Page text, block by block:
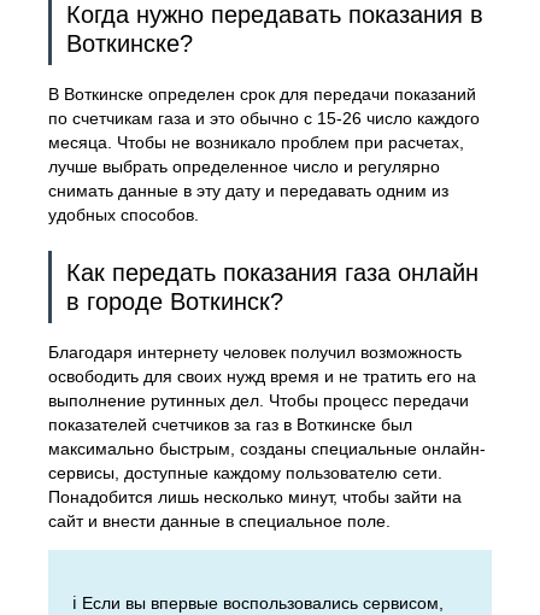
Когда нужно передавать показания в
Воткинске?
В Воткинске определен срок для передачи показаний
по счетчикам газа и это обычно с 15-26 число каждого
месяца. Чтобы не возникало проблем при расчетах,
лучше выбрать определенное число и регулярно
снимать данные в эту дату и передавать одним из
удобных способов.
Как передать показания газа онлайн
в городе Воткинск?
Благодаря интернету человек получил возможность
освободить для своих нужд время и не тратить его на
выполнение рутинных дел. Чтобы процесс передачи
показателей счетчиков за газ в Воткинске был
максимально быстрым, созданы специальные онлайн-
сервисы, доступные каждому пользователю сети.
Понадобится лишь несколько минут, чтобы зайти на
сайт и внести данные в специальное поле.
ℹ️ Если вы впервые воспользовались сервисом,